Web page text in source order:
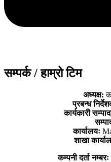
सम्पर्क / हाम्रो टिम
अध्यक्ष:
प्रबन्ध
कार्यकारी
कार्यालयः
शाखा
कम्पनी दर्ता नम्बरः